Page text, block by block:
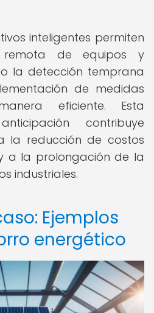
inteligentes permiten
remota de equipos y
la detección temprana
de medidas
eficiente. Esta
contribuye
la reducción de costos
a la prolongación de la
industriales.
Ejemplos
energético